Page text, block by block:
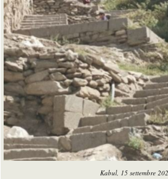
Kabul, 15 settembre